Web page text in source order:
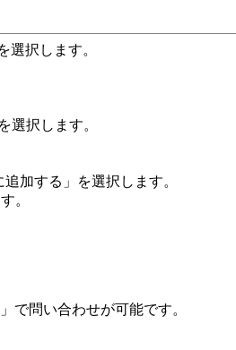
選択します。
選択します。
加する」を選択します。
。
で問い合わせが可能です。